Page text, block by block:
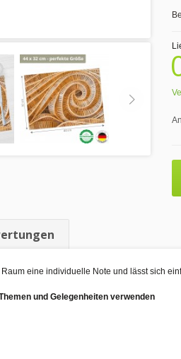
eine individuelle Note und lässt sich
und Gelegenheiten verwenden